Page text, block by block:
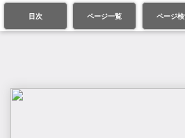
目次 ページ一覧 ページ